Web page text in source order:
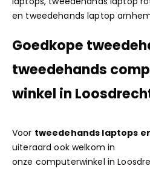
en tweedehands laptop
Goedkope
tweedehands
winkel in
Voor tweedehands laptops
uiteraard ook welkom in
onze computerwinkel in